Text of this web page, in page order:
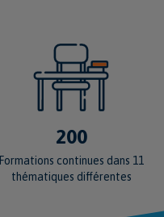
200
Formations continues dans 11
thématiques différentes